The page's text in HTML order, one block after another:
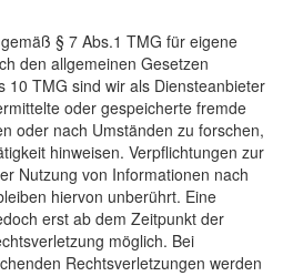
§ 7 Abs.1 TMG für eigene
den allgemeinen Gesetzen
10 TMG sind wir als Diensteanbieter
oder gespeicherte fremde
oder nach Umständen zu forschen,
hinweisen. Verpflichtungen zur
Nutzung von Informationen nach
hiervon unberührt. Eine
erst ab dem Zeitpunkt der
möglich. Bei
Rechtsverletzungen werden